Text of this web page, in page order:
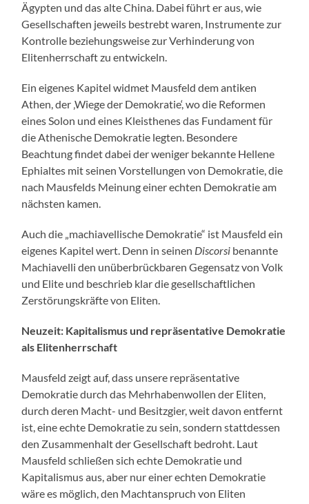
Ägypten und das alte China. Dabei führt er aus, wie
Gesellschaften jeweils bestrebt waren, Instrumente zur
Kontrolle beziehungsweise zur Verhinderung von
Elitenherrschaft zu entwickeln.
Ein eigenes Kapitel widmet Mausfeld dem antiken
Athen, der ‚Wiege der Demokratie‘, wo die Reformen
eines Solon und eines Kleisthenes das Fundament für
die Athenische Demokratie legten. Besondere
Beachtung findet dabei der weniger bekannte Hellene
Ephialtes mit seinen Vorstellungen von Demokratie, die
nach Mausfelds Meinung einer echten Demokratie am
nächsten kamen.
Auch die „machiavellische Demokratie“ ist Mausfeld ein
eigenes Kapitel wert. Denn in seinen Discorsi benannte
Machiavelli den unüberbrückbaren Gegensatz von Volk
und Elite und beschrieb klar die gesellschaftlichen
Zerstörungskräfte von Eliten.
Neuzeit: Kapitalismus und repräsentative Demokratie
als Elitenherrschaft
Mausfeld zeigt auf, dass unsere repräsentative
Demokratie durch das Mehrhabenwollen der Eliten,
durch deren Macht- und Besitzgier, weit davon entfernt
ist, eine echte Demokratie zu sein, sondern stattdessen
den Zusammenhalt der Gesellschaft bedroht. Laut
Mausfeld schließen sich echte Demokratie und
Kapitalismus aus, aber nur einer echten Demokratie
wäre es möglich, den Machtanspruch von Eliten